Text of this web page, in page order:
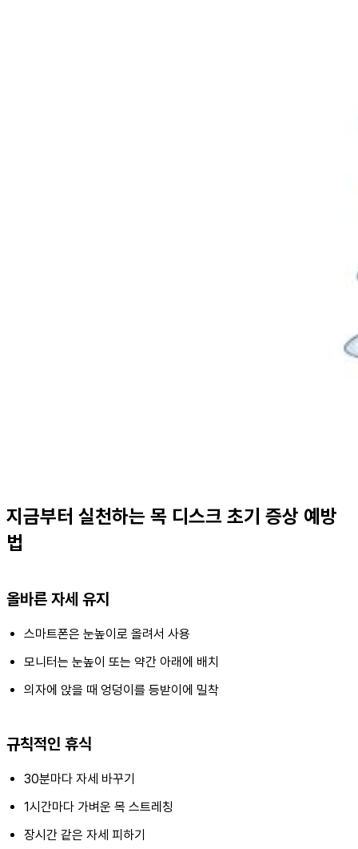
지금부터 실천하는 목 디스크 초기 증상 예방
법
올바른 자세 유지
스마트폰은 눈높이로 올려서 사용
모니터는 눈높이 또는 약간 아래에 배치
의자에 앉을 때 엉덩이를 등받이에 밀착
규칙적인 휴식
30분마다 자세 바꾸기
1시간마다 가벼운 목 스트레칭
장시간 같은 자세 피하기